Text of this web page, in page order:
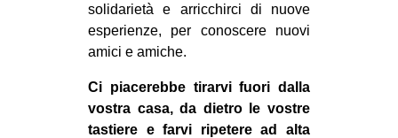
solidarietà e arricchirci di nuove
esperienze, per conoscere nuovi
amici e amiche.
Ci piacerebbe tirarvi fuori dalla
vostra casa, da dietro le vostre
tastiere e farvi ripetere ad alta